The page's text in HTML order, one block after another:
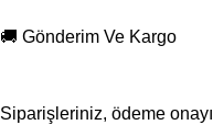
🚚 Gönderim Ve Kargo
Siparişleriniz, ödeme